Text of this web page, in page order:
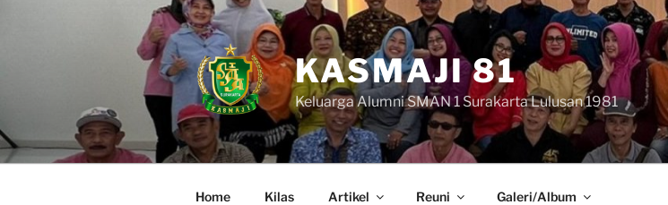
KASMAJI 81
Keluarga Alumni SMAN 1 Surakarta Lulusan 1981
Home Kilas Artikel Reuni Galeri/Album